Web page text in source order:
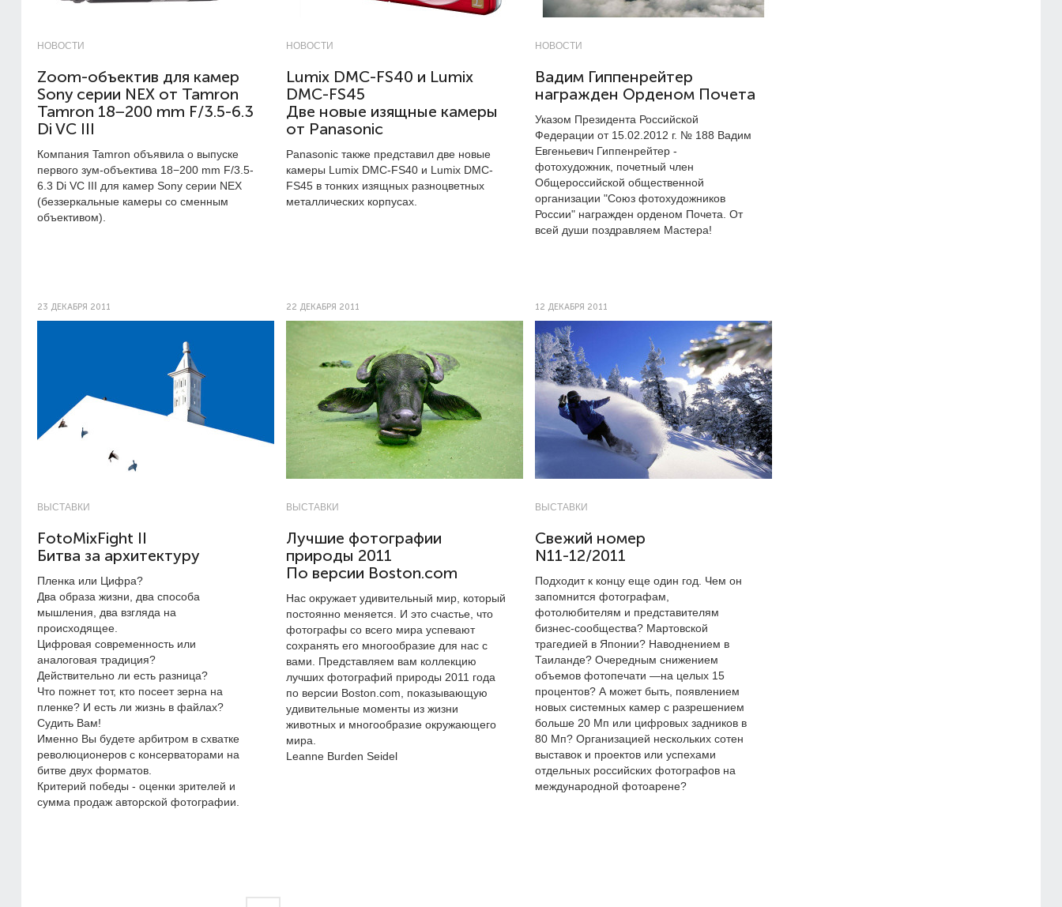
НОВОСТИ
Zoom-объектив для камер
Sony серии NEX от Tamron
Tamron 18−200 mm F/3.5-6.3
Di VC III
Компания Tamron объявила о выпуске
первого зум-объектива 18−200 mm F/3.5-
6.3 Di VC III для камер Sony серии NEX
(беззеркальные камеры со сменным
объективом).
НОВОСТИ
Lumix DMC-FS40 и Lumix
DMC-FS45
Две новые изящные камеры
от Panasonic
Panasonic также представил две новые
камеры Lumix DMC-FS40 и Lumix DMC-
FS45 в тонких изящных разноцветных
металлических корпусах.
НОВОСТИ
Вадим Гиппенрейтер
награжден Орденом Почета
Указом Президента Российской
Федерации от 15.02.2012 г. № 188 Вадим
Евгеньевич Гиппенрейтер -
фотохудожник, почетный член
Общероссийской общественной
организации "Союз фотохудожников
России" награжден орденом Почета. От
всей души поздравляем Мастера!
23 ДЕКАБРЯ 2011
ВЫСТАВКИ
FotoMixFight II
Битва за архитектуру
Пленка или Цифра?
Два образа жизни, два способа
мышления, два взгляда на
происходящее.
Цифровая современность или
аналоговая традиция?
Действительно ли есть разница?
Что пожнет тот, кто посеет зерна на
пленке? И есть ли жизнь в файлах?
Судить Вам!
Именно Вы будете арбитром в схватке
революционеров с консерваторами на
битве двух форматов.
Критерий победы - оценки зрителей и
сумма продаж авторской фотографии.
22 ДЕКАБРЯ 2011
ВЫСТАВКИ
Лучшие фотографии
природы 2011
По версии Boston.com
Нас окружает удивительный мир, который
постоянно меняется. И это счастье, что
фотографы со всего мира успевают
сохранять его многообразие для нас с
вами. Представляем вам коллекцию
лучших фотографий природы 2011 года
по версии Boston.com, показывающую
удивительные моменты из жизни
животных и многообразие окружающего
мира.
Leanne Burden Seidel
12 ДЕКАБРЯ 2011
ВЫСТАВКИ
Свежий номер
N11-12/2011
Подходит к концу еще один год. Чем он
запомнится фотографам,
фотолюбителям и представителям
бизнес-сообщества? Мартовской
трагедией в Японии? Наводнением в
Таиланде? Очередным снижением
объемов фотопечати —на целых 15
процентов? А может быть, появлением
новых системных камер с разрешением
больше 20 Мп или цифровых задников в
80 Мп? Организацией нескольких сотен
выставок и проектов или успехами
отдельных российских фотографов на
международной фотоарене?